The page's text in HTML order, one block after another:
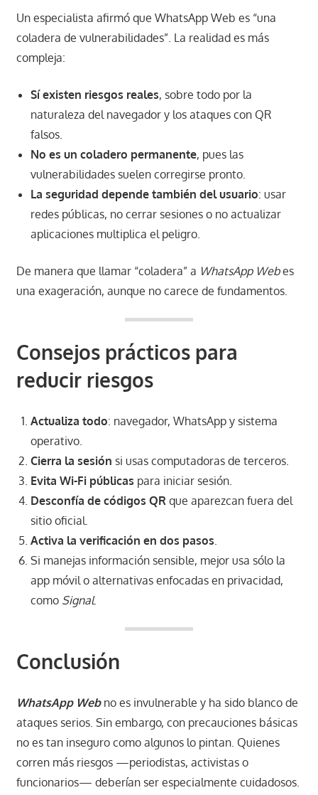
Un especialista afirmó que WhatsApp Web es “una
coladera de vulnerabilidades”. La realidad es más
compleja:
Sí existen riesgos reales, sobre todo por la
naturaleza del navegador y los ataques con QR
falsos.
No es un coladero permanente, pues las
vulnerabilidades suelen corregirse pronto.
La seguridad depende también del usuario: usar
redes públicas, no cerrar sesiones o no actualizar
aplicaciones multiplica el peligro.
De manera que llamar “coladera” a WhatsApp Webes
una exageración, aunque no carece de fundamentos.
Consejos prácticos para
reducir riesgos
Actualiza todo: navegador, WhatsApp y sistema
operativo.
Cierra la sesión si usas computadoras de terceros.
Evita Wi-Fi públicas para iniciar sesión.
Desconfía de códigos QR que aparezcan fuera del
sitio oficial.
Activa la verificación en dos pasos
Si manejas información sensible, mejor usa sólo la
app móvil o alternativas enfocadas en privacidad,
como Signal.
Conclusión
WhatsApp Webno es invulnerable y ha sido blanco de
ataques serios. Sin embargo, con precauciones básicas
no es tan inseguro como algunos lo pintan. Quienes
corren más riesgos —periodistas, activistas o
funcionarios— deberían ser especialmente cuidadosos.